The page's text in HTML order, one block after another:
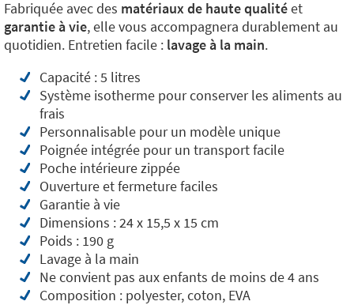
Fabriquée avec des matériaux de haute qualitéet
garantie à vie, elle vous accompagnera durablement au
quotidien. Entretien facile : lavage à la main.
Capacité : 5 litres
Système isotherme pour conserver les aliments au
frais
Personnalisable pour un modèle unique
Poignée intégrée pour un transport facile
Poche intérieure zippée
Ouverture et fermeture faciles
Garantie à vie
Dimensions : 24 x 15,5 x 15 cm
Poids : 190 g
Lavage à la main
Ne convient pas aux enfants de moins de 4 ans
Composition : polyester, coton, EVA